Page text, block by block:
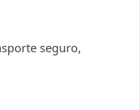
seguro,